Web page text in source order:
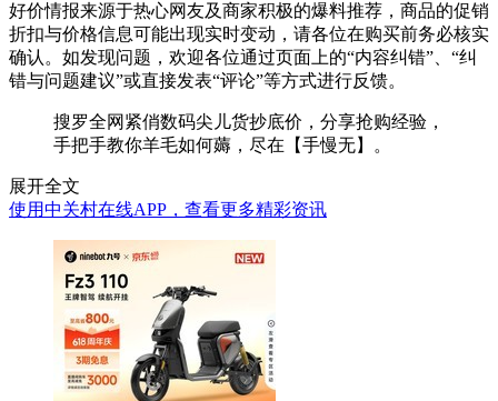
好价情报来源于热心网友及商家积极的爆料推荐，商品的促销
折扣与价格信息可能出现实时变动，请各位在购买前务必核实
确认。如发现问题，欢迎各位通过页面上的“内容纠错”、“纠
错与问题建议”或直接发表“评论”等方式进行反馈。
搜罗全网紧俏数码尖儿货抄底价，分享抢购经验，
手把手教你羊毛如何薅，尽在【手慢无】。
展开全文
使用中关村在线APP，查看更多精彩资讯